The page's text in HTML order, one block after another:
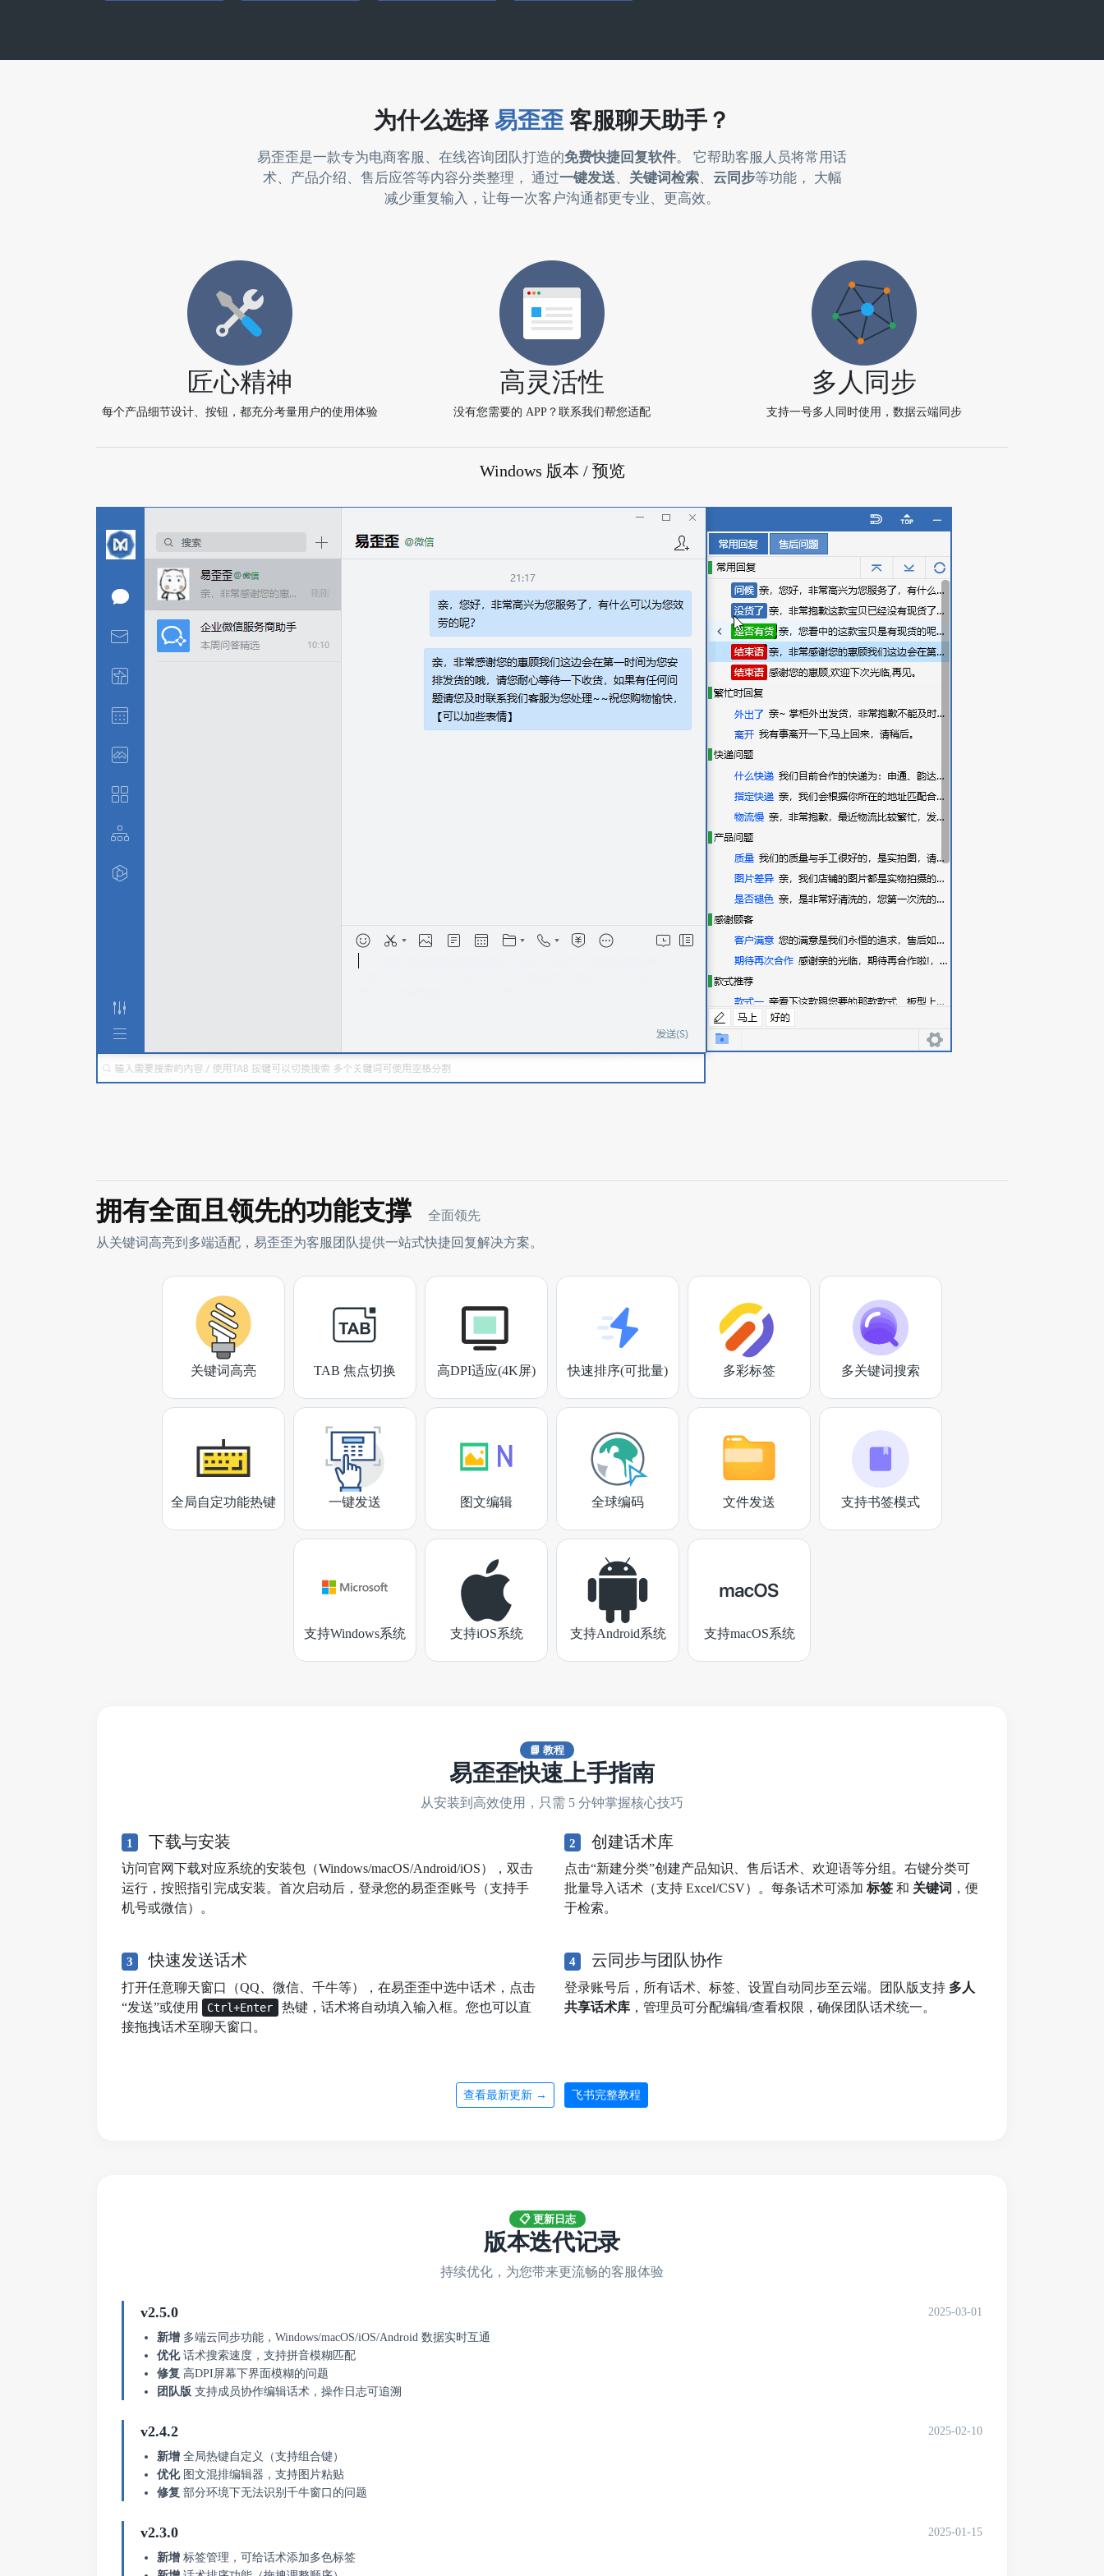
为什么选择 易歪歪 客服聊天助手？
易歪歪是一款专为电商客服、在线咨询团队打造的免费快捷回复软件 。 它帮助客服人员将常用话
术、产品介绍、售后应答等内容分类整理， 通过一键发送 关键词检索、 云同步等功能， 大幅
减少重复输入，让每一次客户沟通都更专业、更高效。
匠心精神
每个产品细节设计、按钮，都充分考量用户的使用体验
高灵活性
没有您需要的 APP？联系我们帮您适配
多人同步
支持一号多人同时使用，数据云端同步
Windows 版本 / 预览
拥有全面且领先的功能支撑 全面领先
从关键词高亮到多端适配，易歪歪为客服团队提供一站式快捷回复解决方案。
关键词高亮 TAB 焦点切换 高DPI适应(4K屏) 快速排序(可批量) 多彩标签 多关键词搜索
全局自定功能热键 一键发送 图文编辑 全球编码 文件发送 支持书签模式
支持Windows系统 支持iOS系统 支持Android系统 支持macOS系统
📘 教程
易歪歪快速上手指南
从安装到高效使用，只需 5 分钟掌握核心技巧
1 下载与安装
访问官网下载对应系统的安装包（Windows/macOS/Android/iOS），双击
运行，按照指引完成安装。首次启动后，登录您的易歪歪账号（支持手
机号或微信）。
2 创建话术库
点击“新建分类”创建产品知识、售后话术、欢迎语等分组。右键分类可
批量导入话术（支持 Excel/CSV）。每条话术可添加 标签 和 关键词 ，便
于检索。
3 快速发送话术
打开任意聊天窗口（QQ、微信、千牛等），在易歪歪中选中话术，点击
“发送”或使用
Ctrl+Enter
热键，话术将自动填入输入框。您也可以直
接拖拽话术至聊天窗口。
4 云同步与团队协作
登录账号后，所有话术、标签、设置自动同步至云端。团队版支持 多人
共享话术库 ，管理员可分配编辑/查看权限，确保团队话术统一。
查看最新更新 → 飞书完整教程
📋 更新日志
版本迭代记录
持续优化，为您带来更流畅的客服体验
v2.5.0 2025-03-01
新增 多端云同步功能，Windows/macOS/iOS/Android 数据实时互通
优化话术搜索速度，支持拼音模糊匹配
修复 高DPI屏幕下界面模糊的问题
团队版 支持成员协作编辑话术，操作日志可追溯
v2.4.2 2025-02-10
新增 全局热键自定义（支持组合键）
优化图文混排编辑器，支持图片粘贴
修复 部分环境下无法识别千牛窗口的问题
v2.3.0 2025-01-15
新增 标签管理，可给话术添加多色标签